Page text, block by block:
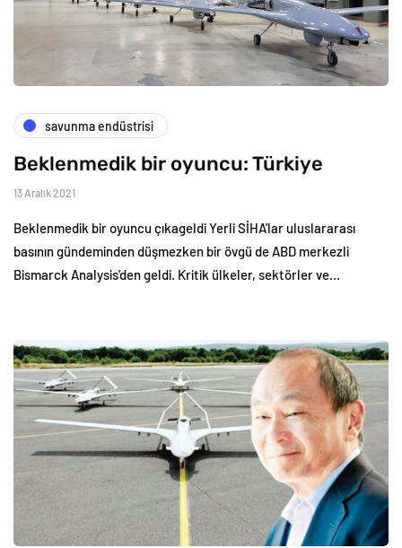
savunma endüstrisi
Beklenmedik bir oyuncu: Türkiye
13 Aralık 2021
Beklenmedik bir oyuncu çıkageldi Yerli SİHA'lar uluslararası
basının gündeminden düşmezken bir övgü de ABD merkezli
Bismarck Analysis'den geldi. Kritik ülkeler, sektörler ve…